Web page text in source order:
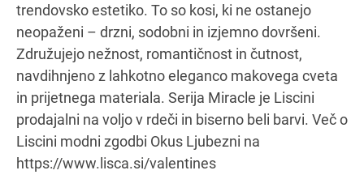
trendovsko estetiko. To so kosi, ki ne ostanejo
neopaženi – drzni, sodobni in izjemno dovršeni.
Združujejo nežnost, romantičnost in čutnost,
navdihnjeno z lahkotno eleganco makovega cveta
in prijetnega materiala. Serija Miracle je Liscini
prodajalni na voljo v rdeči in biserno beli barvi. Več o
Liscini modni zgodbi Okus Ljubezni na
https://www.lisca.si/valentines